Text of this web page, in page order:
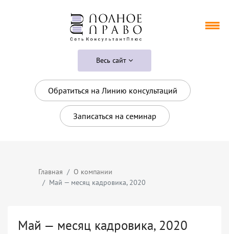
Весь сайт
Обратиться на Линию консультаций
Записаться на семинар
Главная
О компании
Май — месяц кадровика, 2020
Май — месяц кадровика, 2020